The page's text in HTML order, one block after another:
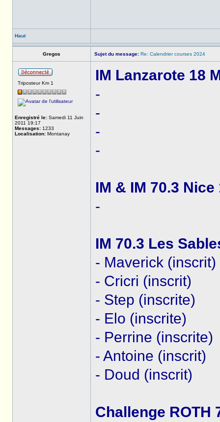
Haut
Gregos Sujet du message: Re: Calendrier courses 2024
Triposteur Km 1
Enregistré le: Samedi 11 Juin
2011 19:17
Messages: 1233
Localisation: Montanay
IM Lanzarote 18
-
-
-
-
IM & IM 70.3
-
IM 70.3 Les
- Maverick (inscrit)
- Cricri (inscrit)
- Step (inscrite)
- Elo (inscrite)
- Perrine (inscrite)
- Antoine (inscrit)
- Doud (inscrit)
Challenge ROTH